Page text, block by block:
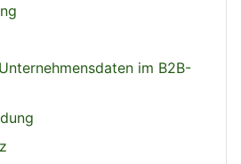
im B2B-